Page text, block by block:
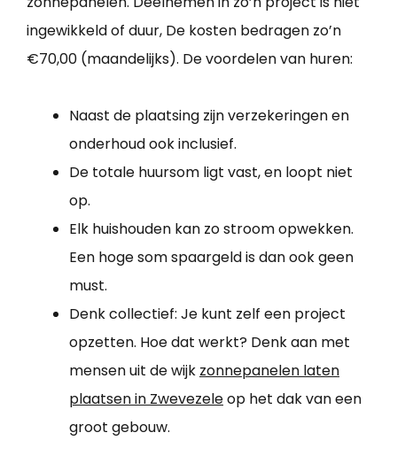
ingewikkeld of duur, De kosten bedragen zo’n
€70,00 (maandelijks). De voordelen van huren:
Naast de plaatsing zijn verzekeringen en
onderhoud ook inclusief.
De totale huursom ligt vast, en loopt niet
op.
Elk huishouden kan zo stroom opwekken.
Een hoge som spaargeld is dan ook geen
must.
Denk collectief: Je kunt zelf een project
opzetten. Hoe dat werkt? Denk aan met
mensen uit de wijk zonnepanelen laten
plaatsen in Zwevezeleop het dak van een
groot gebouw.